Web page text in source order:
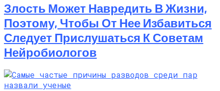
Злость Может Навредить В Жизни,
Поэтому, Чтобы От Нее Избавиться
Следует Прислушаться К Советам
Нейробиологов